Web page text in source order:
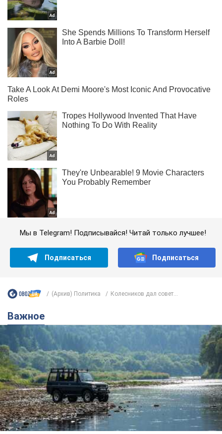
Мы в Telegram! Подписывайся! Читай только лучшее!
Подписаться Подписаться
(Архив) Политика Колесников дал совет...
Важное